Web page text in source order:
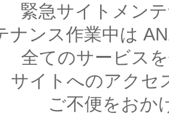
緊急サイトメン
ナンス作業中は
全てのサービス
サイトへのアクセ
ご不便をおか